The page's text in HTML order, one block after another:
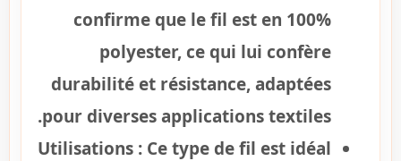
confirme que le fil est en 100%
polyester, ce qui lui confère
durabilité et résistance, adaptées
pour diverses applications textiles.
Utilisations : Ce type de fil est idéal